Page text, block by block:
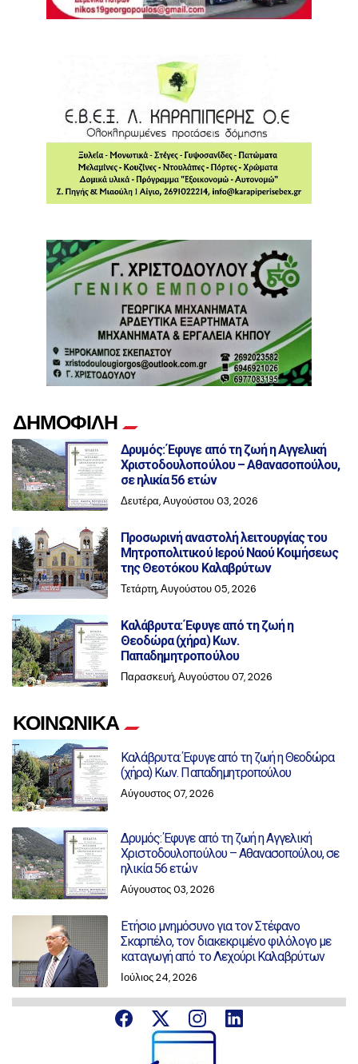
ΔΗΜΟΦΙΛΗ
Δρυμός: Έφυγε από τη ζωή η Αγγελική
Χριστοδουλοπούλου – Αθανασοπούλου,
σε ηλικία 56 ετών
Δευτέρα, Αυγούστου 03, 2026
Προσωρινή αναστολή λειτουργίας του
Μητροπολιτικού Ιερού Ναού Κοιμήσεως
της Θεοτόκου Καλαβρύτων
Τετάρτη, Αυγούστου 05, 2026
Καλάβρυτα: Έφυγε από τη ζωή η
Θεοδώρα (χήρα) Κων.
Παπαδημητροπούλου
Παρασκευή, Αυγούστου 07, 2026
ΚΟΙΝΩΝΙΚΑ
Καλάβρυτα: Έφυγε από τη ζωή η Θεοδώρα
(χήρα) Κων. Παπαδημητροπούλου
Αύγουστος 07, 2026
Δρυμός: Έφυγε από τη ζωή η Αγγελική
Χριστοδουλοπούλου – Αθανασοπούλου, σε
ηλικία 56 ετών
Αύγουστος 03, 2026
Ετήσιο μνημόσυνο για τον Στέφανο
Σκαρπέλο, τον διακεκριμένο φιλόλογο με
καταγωγή από το Λεχούρι Καλαβρύτων
Ιούλιος 24, 2026